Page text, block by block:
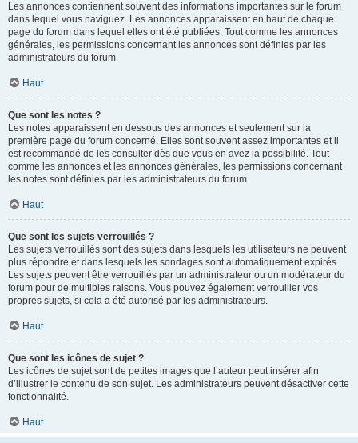
Les annonces contiennent souvent des informations importantes sur le forum
dans lequel vous naviguez. Les annonces apparaissent en haut de chaque
page du forum dans lequel elles ont été publiées. Tout comme les annonces
générales, les permissions concernant les annonces sont définies par les
administrateurs du forum.
Haut
Que sont les notes ?
Les notes apparaissent en dessous des annonces et seulement sur la
première page du forum concerné. Elles sont souvent assez importantes et il
est recommandé de les consulter dès que vous en avez la possibilité. Tout
comme les annonces et les annonces générales, les permissions concernant
les notes sont définies par les administrateurs du forum.
Haut
Que sont les sujets verrouillés ?
Les sujets verrouillés sont des sujets dans lesquels les utilisateurs ne peuvent
plus répondre et dans lesquels les sondages sont automatiquement expirés.
Les sujets peuvent être verrouillés par un administrateur ou un modérateur du
forum pour de multiples raisons. Vous pouvez également verrouiller vos
propres sujets, si cela a été autorisé par les administrateurs.
Haut
Que sont les icônes de sujet ?
Les icônes de sujet sont de petites images que l’auteur peut insérer afin
d’illustrer le contenu de son sujet. Les administrateurs peuvent désactiver cette
fonctionnalité.
Haut